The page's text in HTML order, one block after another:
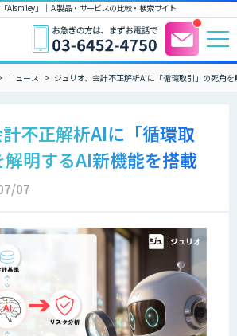
AIsmiley」｜ AI製品・サービスの比較・検索サイト
ニュース ジュリオ、会計不正解析AIに「循環取引」の死角
不正解析AIに「循環取
明するAI新機能を搭載
07